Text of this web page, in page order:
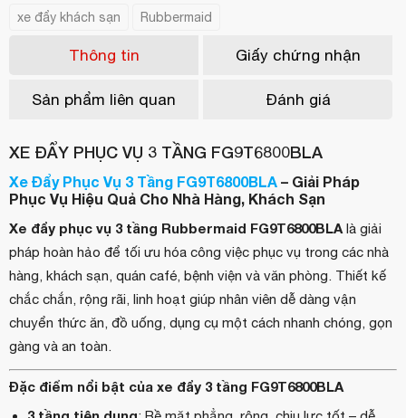
xe đẩy khách sạn Rubbermaid
Thông tin Giấy chứng nhận
Sản phẩm liên quan Đánh giá
XE ĐẨY PHỤC VỤ 3 TẦNG FG9T6800BLA
Xe Đẩy Phục Vụ 3 Tầng FG9T6800BLA – Giải Pháp
Phục Vụ Hiệu Quả Cho Nhà Hàng, Khách Sạn
Xe đẩy phục vụ 3 tầng Rubbermaid FG9T6800BLA là giải
pháp hoàn hảo để tối ưu hóa công việc phục vụ trong các nhà
hàng, khách sạn, quán café, bệnh viện và văn phòng. Thiết kế
chắc chắn, rộng rãi, linh hoạt giúp nhân viên dễ dàng vận
chuyển thức ăn, đồ uống, dụng cụ một cách nhanh chóng, gọn
gàng và an toàn.
Đặc điểm nổi bật của xe đẩy 3 tầng FG9T6800BLA